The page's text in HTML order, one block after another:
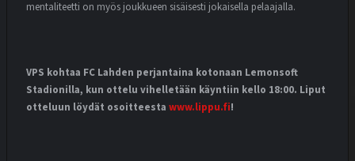
mentaliteetti on myös joukkueen sisäisesti jokaisella pelaajalla.
VPS kohtaa FC Lahden perjantaina kotonaan Lemonsoft
Stadionilla, kun ottelu vihelletään käyntiin kello 18:00. Liput
otteluun löydät osoitteesta www.lippu.fi!